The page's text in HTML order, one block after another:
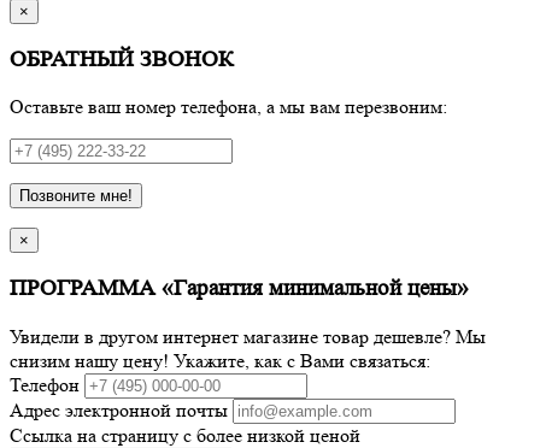
×
ОБРАТНЫЙ ЗВОНОК
Оставьте ваш номер телефона, а мы вам перезвоним:
Позвоните мне!
×
ПРОГРАММА «Гарантия минимальной цены»
Увидели в другом интернет магазине товар дешевле? Мы
снизим нашу цену! Укажите, как с Вами связаться:
Телефон
Адрес электронной почты
Ссылка на страницу с более низкой ценой